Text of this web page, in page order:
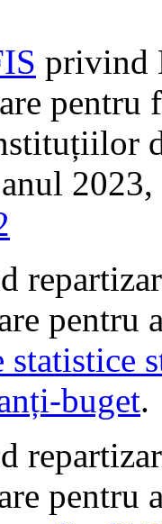
privind
pentru
pentru
statistice
buget.
pentru